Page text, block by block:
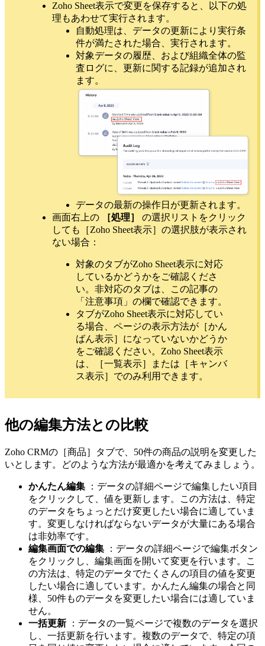
Zoho Sheet表示で変更を保存すると、以下の処
理もあわせて実行されます。
自動処理は、データの更新により実行条
件が満たされた場合、実行されます。
対象データの履歴、および組織全体の監
査ログに、更新に関する記録が追加され
ます。
データの最新の操作日が更新されます。
画面右上の
［処理］ の選択リストをクリック
しても［Zoho Sheet表示］の選択肢が表示され
ない場合：
対象のタブがZoho Sheet表示に対応
しているかどうかをご確認くださ
い。非対応のタブは、この記事の
「注意事項」の欄で確認できます。
タブがZoho Sheet表示に対応してい
る場合、ページの表示方法が［かん
ばん表示］になっていないかどうか
をご確認ください。Zoho Sheet表示
は、［一覧表示］または［キャンバ
ス表示］でのみ利用できます。
他の編集方法との比較
Zoho CRMの［商品］タブで、50件の商品の説明を変更した
いとします。どのような方法が最適かを考えてみましょう。
かんたん編集
：データの詳細ページで編集したい項目
をクリックして、値を更新します。この方法は、特定
のデータをちょっとだけ変更したい場合に適していま
す。変更しなければならないデータが大量にある場合
は非効率です。
編集画面での編集
：データの詳細ページで編集ボタン
をクリックし、編集画面を開いて変更を行います。こ
の方法は、特定のデータでたくさんの項目の値を変更
したい場合に適しています。かんたん編集の場合と同
様、50件ものデータを変更したい場合には適していま
せん。
一括更新
：データの一覧ページで複数のデータを選択
し、一括更新を行います。複数のデータで、特定の項